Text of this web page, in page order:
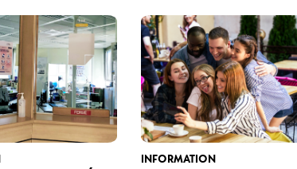
INFORMATION